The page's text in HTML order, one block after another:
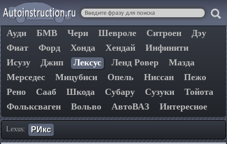
Ауди БМВ Чери Шевроле Ситроен
Дэу
Фиат
Форд Хонда Хендай
Инфинити
Исузу
Джип Лексус Ленд Ровер
Мазда
Мерседес
Мицубиси Опель Ниссан
Пежо
Рено
Сааб Шкода Субару Сузуки
Тойота
Фольксваген
Вольво АвтоВАЗ Интересное
Lexus: РИкс